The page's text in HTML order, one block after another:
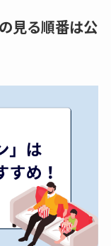
見る順番は公